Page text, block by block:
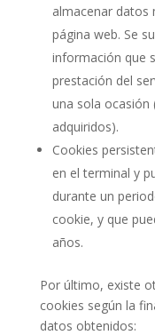
almacenar datos
página web. Se
información que
prestación del
una sola ocasión
adquiridos).
Cookies
en el terminal y
durante un
cookie, y que
años.
Por último, existe
cookies según la
datos obtenidos: